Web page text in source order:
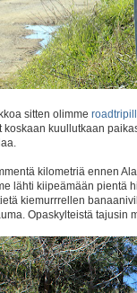
sitten olimme
koskaan kuullutkaan
kilometriä ennen
lähti kiipeämään pientä
kiemurrrellen
Opaskylteistä tajusin